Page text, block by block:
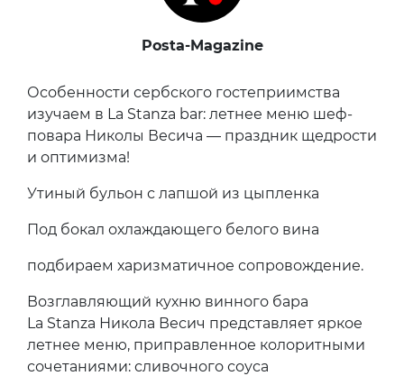
Posta-Magazine
Особенности сербского гостеприимства
изучаем в La Stanza bar: летнее меню шеф-
повара Николы Весича — праздник щедрости
и оптимизма!
Утиный бульон с лапшой из цыпленка
Под бокал охлаждающего белого вина
подбираем харизматичное сопровождение.
Возглавляющий кухню винного бара
La Stanza Никола Весич представляет яркое
летнее меню, приправленное колоритными
сочетаниями: сливочного соуса